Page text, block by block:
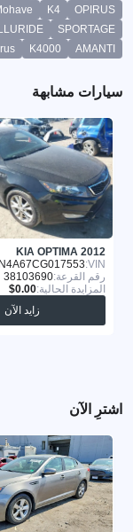
OPIRUS
K4
SPORTAGE
AMANTI
K4000
سيارات مشابهة
KIA OPTIMA 2012
VIN:
رقم القرعة:38103690
المزايدة الحالية:
زايد الآن
اشترِ الآن